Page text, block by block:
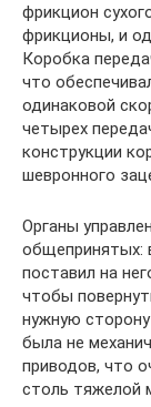
фрикцион
фрикционы, и
Коробка
что
одинаковой
четырех
конструкции
шевронного
Органы
общепринятых:
поставил на
чтобы
нужную
была не
приводов, что
столь тяжелой